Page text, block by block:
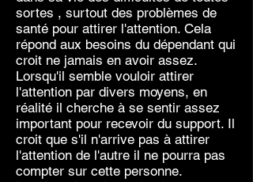
sortes , surtout des problèmes de
santé pour attirer l'attention. Cela
répond aux besoins du dépendant qui
croit ne jamais en avoir assez.
Lorsqu'il semble vouloir attirer
l'attention par divers moyens, en
réalité il cherche à se sentir assez
important pour recevoir du support. Il
croit que s'il n'arrive pas à attirer
l'attention de l'autre il ne pourra pas
compter sur cette personne.